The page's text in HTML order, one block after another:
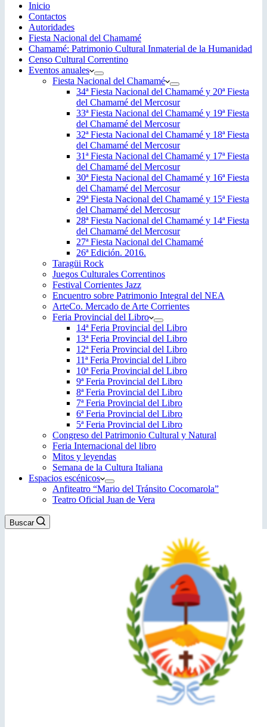
Inicio
Contactos
Autoridades
Fiesta Nacional del Chamamé
Chamamé: Patrimonio Cultural Inmaterial de la Humanidad
Censo Cultural Correntino
Eventos anuales
Fiesta Nacional del Chamamé
34ª Fiesta Nacional del Chamamé y 20ª Fiesta
del Chamamé del Mercosur
33ª Fiesta Nacional del Chamamé y 19ª Fiesta
del Chamamé del Mercosur
32ª Fiesta Nacional del Chamamé y 18ª Fiesta
del Chamamé del Mercosur
31ª Fiesta Nacional del Chamamé y 17ª Fiesta
del Chamamé del Mercosur
30ª Fiesta Nacional del Chamamé y 16ª Fiesta
del Chamamé del Mercosur
29ª Fiesta Nacional del Chamamé y 15ª Fiesta
del Chamamé del Mercosur
28ª Fiesta Nacional del Chamamé y 14ª Fiesta
del Chamamé del Mercosur
27ª Fiesta Nacional del Chamamé
26ª Edición. 2016.
Taragüi Rock
Juegos Culturales Correntinos
Festival Corrientes Jazz
Encuentro sobre Patrimonio Integral del NEA
ArteCo. Mercado de Arte Corrientes
Feria Provincial del Libro
14ª Feria Provincial del Libro
13ª Feria Provincial del Libro
12ª Feria Provincial del Libro
11ª Feria Provincial del Libro
10ª Feria Provincial del Libro
9ª Feria Provincial del Libro
8ª Feria Provincial del Libro
7ª Feria Provincial del Libro
6ª Feria Provincial del Libro
5ª Feria Provincial del Libro
Congreso del Patrimonio Cultural y Natural
Feria Internacional del libro
Mitos y leyendas
Semana de la Cultura Italiana
Espacios escénicos
Anfiteatro “Mario del Tránsito Cocomarola”
Teatro Oficial Juan de Vera
Buscar